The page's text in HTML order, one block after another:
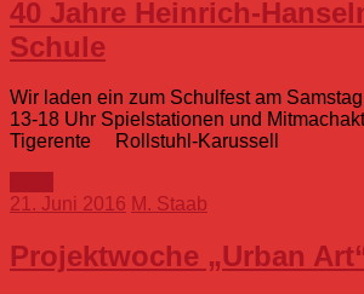
40 Jahre Heinrich-
Schule
Wir laden ein zum Schulfest am
13-18 Uhr Spielstationen und
Tigerente Rollstuhl-Karussell
21. Juni 2016 M. Staab
Projektwoche „Urban